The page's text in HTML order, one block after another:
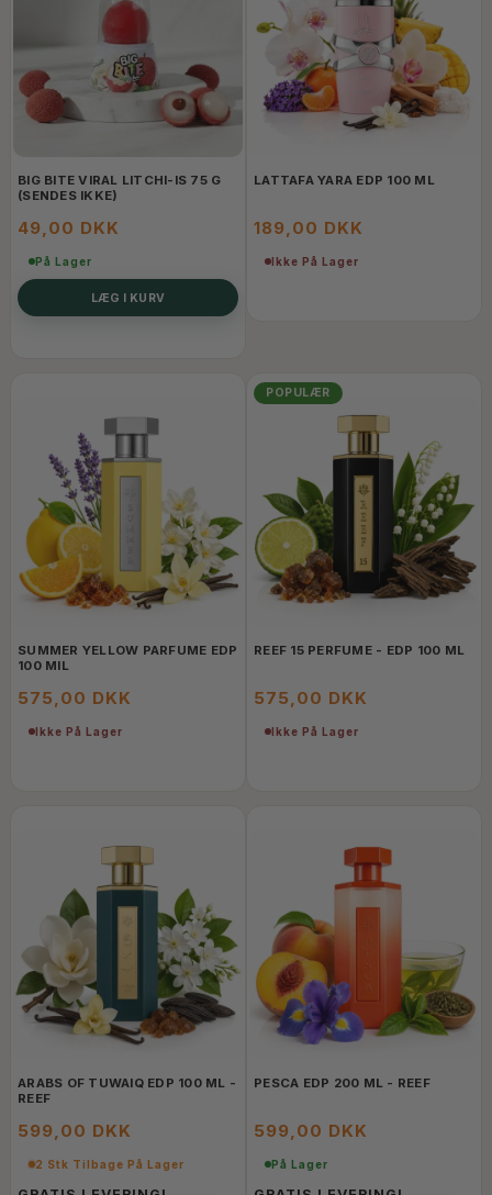
BIG BITE VIRAL LITCHI-IS 75 G
(SENDES IKKE)
49,00 DKK
På Lager
LÆG I KURV
LATTAFA YARA EDP 100 ML
189,00 DKK
Ikke På Lager
SUMMER YELLOW PARFUME EDP
100 MIL
575,00 DKK
Ikke På Lager
POPULÆR
REEF 15 PERFUME - EDP 100 ML
575,00 DKK
Ikke På Lager
ARABS OF TUWAIQ EDP 100 ML -
REEF
599,00 DKK
2 Stk Tilbage På Lager
PESCA EDP 200 ML - REEF
599,00 DKK
På Lager